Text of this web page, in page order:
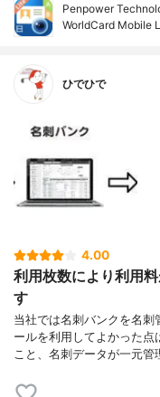
Penpower
WorldCard Mobile
ひでひで
4.00
利用枚数により利用
す
当社では名刺バンクを名
ールを利用してよかった
こと、名刺データが一元